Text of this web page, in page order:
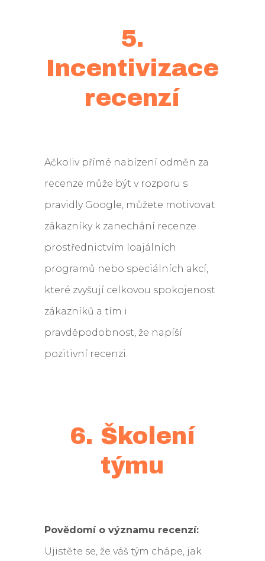
5.
Incentivizace
recenzí
Ačkoliv přímé nabízení odměn za
recenze může být v rozporu s
pravidly Google, můžete motivovat
zákazníky k zanechání recenze
prostřednictvím loajálních
programů nebo speciálních akcí,
které zvyšují celkovou spokojenost
zákazníků a tím i
pravděpodobnost, že napíší
pozitivní recenzi.
6. Školení
týmu
Povědomí o významu recenzí:
Ujistěte se, že váš tým chápe, jak